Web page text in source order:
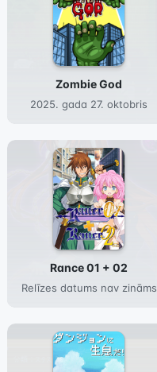
Zombie God
2025. gada 27. oktobris
Rance 01 + 02
Relīzes datums nav zināms